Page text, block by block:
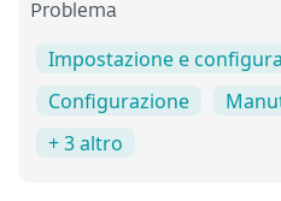
Problema
Impostazione e
Configurazione
+ 3 altro